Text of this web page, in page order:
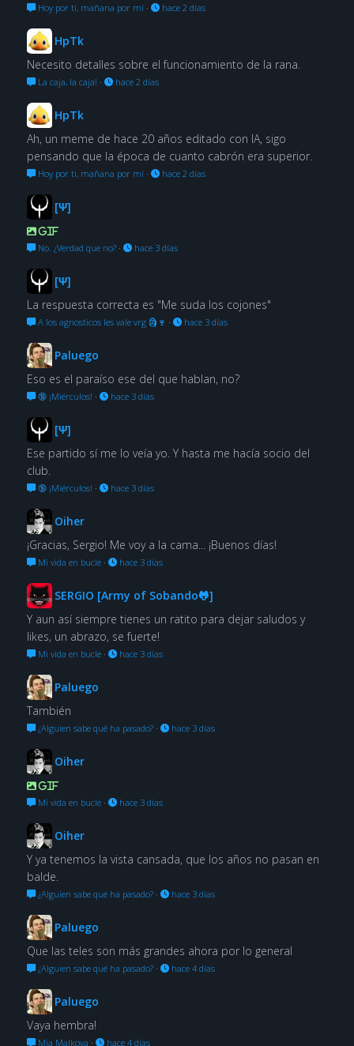
Hoy por ti, mañana por mí· hace 2 días
HpTk
Necesito detalles sobre el funcionamiento de la rana.
La caja, la caja! · hace 2 días
HpTk
Ah, un meme de hace 20 años editado con IA, sigo
pensando que la época de cuanto cabrón era superior.
Hoy por ti, mañana por mí· hace 2 días
[Ψ]
GIF
No. ¿Verdad que no?· hace 3 días
[Ψ]
La respuesta correcta es "Me suda los cojones"
A los agnosticos les vale vrg 🗿🍷 · hace 3 días
Paluego
Eso es el paraíso ese del que hablan, no?
🔞 ¡Miérculos! · hace 3 días
[Ψ]
Ese partido sí me lo veía yo. Y hasta me hacía socio del
club.
🔞 ¡Miérculos! · hace 3 días
Oiher
¡Gracias, Sergio! Me voy a la cama... ¡Buenos días!
Mi vida en bucle· hace 3 días
SERGIO [Army of Sobando🐸]
Y aun así siempre tienes un ratito para dejar saludos y
likes, un abrazo, se fuerte!
Mi vida en bucle· hace 3 días
Paluego
También
¿Alguien sabe qué ha pasado?· hace 3 días
Oiher
GIF
Mi vida en bucle· hace 3 días
Oiher
Y ya tenemos la vista cansada, que los años no pasan en
balde.
¿Alguien sabe qué ha pasado?· hace 3 días
Paluego
Que las teles son más grandes ahora por lo general
¿Alguien sabe qué ha pasado?· hace 4 días
Paluego
Vaya hembra!
Mia Malkova · hace 4 días